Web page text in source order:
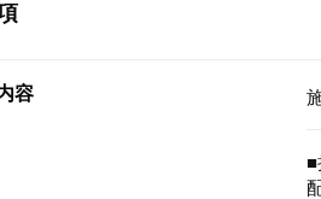
容
■